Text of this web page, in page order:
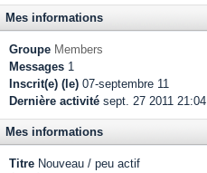
Mes informations
Groupe Members
Messages 1
Inscrit(e) (le) 07-septembre 11
Dernière activité sept. 27 2011 21:04
Mes informations
Titre Nouveau / peu actif